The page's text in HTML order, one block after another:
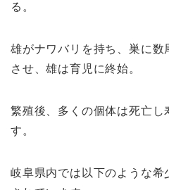
る。
雄がナワバリを持ち、巣に数
させ、雄は育児に終始。
繁殖後、多くの個体は死亡し
す。
岐阜県内では以下のような希